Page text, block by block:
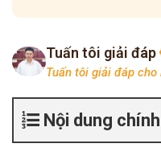
Tuấn tôi giải đáp
Tuấn tôi giải đáp cho
Nội dung chính